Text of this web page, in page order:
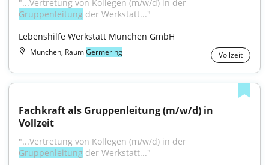
Gruppenleitung der Werkstatt..."
Lebenshilfe Werkstatt München GmbH
München, RaumGermering Vollzeit
Fachkraft als Gruppenleitung (m/w/d) in
Vollzeit
Gruppenleitung der Werkstatt..."